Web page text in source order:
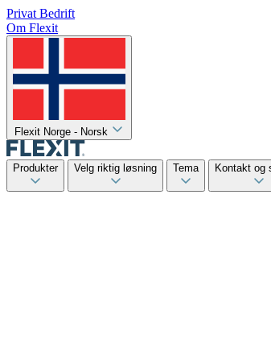
Privat Bedrift
Om Flexit
Flexit Norge - Norsk
Produkter Velg riktig løsning Tema Kontakt og